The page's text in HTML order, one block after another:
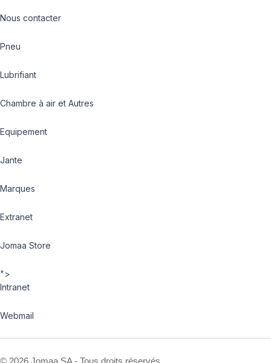
Nous contacter
Pneu
Lubrifiant
Chambre à air et Autres
Equipement
Jante
Marques
Extranet
Jomaa Store
">
Intranet
Webmail
© 2026 Jomaa SA - Tous droits réservés